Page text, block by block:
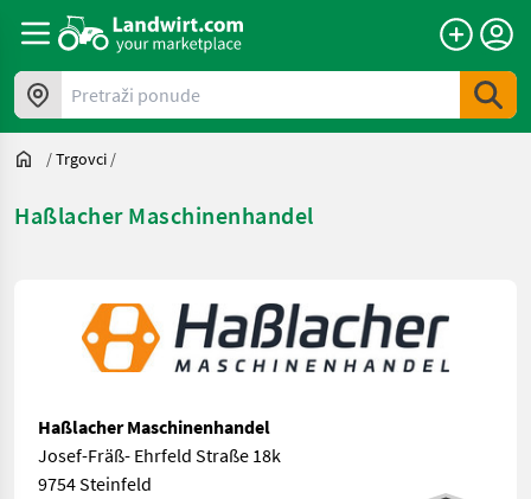
Pretraži ponude
/Trgovci /
Haßlacher Maschinenhandel
Haßlacher Maschinenhandel
Josef-Fräß- Ehrfeld Straße 18k
9754 Steinfeld